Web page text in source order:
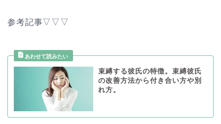
参考記事▽▽▽
束縛する彼氏の特徴。束縛彼氏
の改善方法から付き合い方や別
れ方。